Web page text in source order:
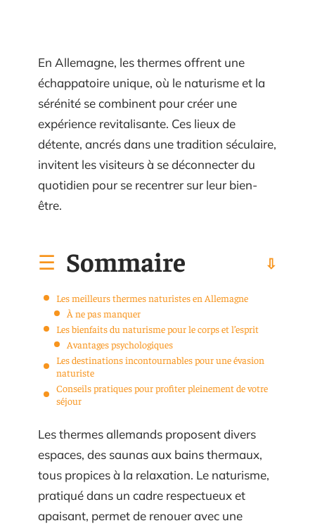
En Allemagne, les thermes offrent une
échappatoire unique, où le naturisme et la
sérénité se combinent pour créer une
expérience revitalisante. Ces lieux de
détente, ancrés dans une tradition séculaire,
invitent les visiteurs à se déconnecter du
quotidien pour se recentrer sur leur bien-
être.
Sommaire
Les meilleurs thermes naturistes en Allemagne
À ne pas manquer
Les bienfaits du naturisme pour le corps et l’esprit
Avantages psychologiques
Les destinations incontournables pour une évasion
naturiste
Conseils pratiques pour profiter pleinement de votre
séjour
Les thermes allemands proposent divers
espaces, des saunas aux bains thermaux,
tous propices à la relaxation. Le naturisme,
pratiqué dans un cadre respectueux et
apaisant, permet de renouer avec une